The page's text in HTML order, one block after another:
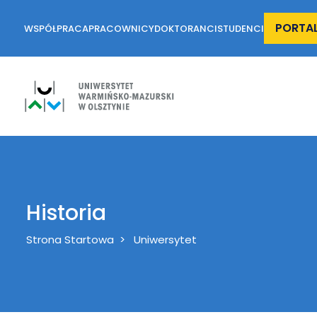
WSPÓŁPRACAPRACOWNICYDOKTORANCISTUDENCI
Historia
Breadcrumb
Strona Startowa Uniwersytet